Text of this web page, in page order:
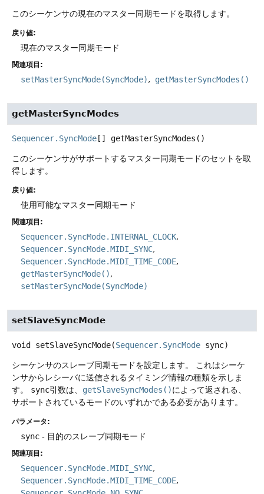
このシーケンサの現在のマスター同期モードを取得します。
戻り値:
現在のマスター同期モード
関連項目:
setMasterSyncMode(SyncMode) getMasterSyncModes()
getMasterSyncModes
Sequencer.SyncMode [] getMasterSyncModes ()
このシーケンサがサポートするマスター同期モードのセットを取
得します。
戻り値:
使用可能なマスター同期モード
関連項目:
Sequencer.SyncMode.INTERNAL_CLOCK
Sequencer.SyncMode.MIDI_SYNC
Sequencer.SyncMode.MIDI_TIME_CODE
getMasterSyncMode()
setMasterSyncMode(SyncMode)
setSlaveSyncMode
void setSlaveSyncMode(Sequencer.SyncMode sync)
シーケンサのスレーブ同期モードを設定します。
これはシーケ
ンサからレシーバに送信されるタイミング情報の種類を示しま
す。
sync引数は、 getSlaveSyncModes()によって返される、
サポートされているモードのいずれかである必要があります。
パラメータ:
sync - 目的のスレーブ同期モード
関連項目:
Sequencer.SyncMode.MIDI_SYNC
Sequencer.SyncMode.MIDI_TIME_CODE